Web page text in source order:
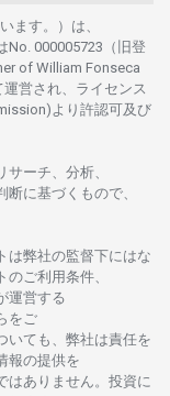
ます。）は、
No. 000005723（旧登
of William Fonseca
運営さ れ、 ライセンス
より許認可及び
ーチ、分析、
断に基づくもので、
は弊社の監督下にはな
の ご利用条件、
運営する
をご
いても、 弊社は責任を
報の提供を
はありません。 投資に